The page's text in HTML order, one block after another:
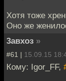
Хотя тоже
Оно же
3авхоз »
#61 | 15.09.15
Кому: Igor_FF,